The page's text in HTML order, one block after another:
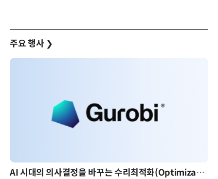
주요 행사 ❯
AI 시대의 의사결정을 바꾸는 수리최적화(Optimization): 실제 산업 적용 사례와 활용 전략 AI 핀옵스 실전